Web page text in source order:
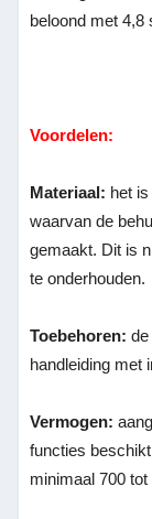
beloond met 4,8
Voordelen:
Materiaal: het
waarvan de
gemaakt. Dit is
te onderhouden.
Toebehoren:
handleiding met
Vermogen:
functies
minimaal 700